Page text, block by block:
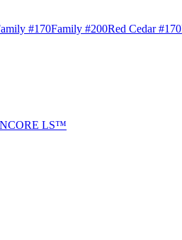
#170Family #200Red Cedar #170
LS™